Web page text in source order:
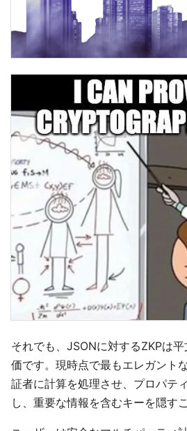
それでも、JSONに対するZKPは
価です。現時点で最もエレガント
証者に計算を処理させ、プロパテ
し、重要な情報を含むキーを隠す